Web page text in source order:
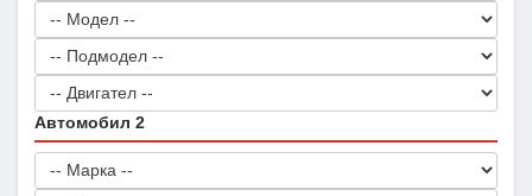
Автомобил 2